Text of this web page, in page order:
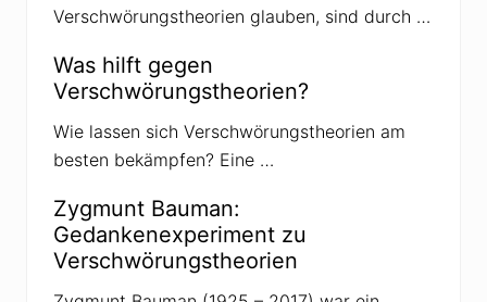
l
e
n
i
s
U
S
a
r
l
a
Verschwörungstheorien glauben, sind durch …
Was hilft gegen
Verschwörungstheorien?
Wie lassen sich Verschwörungstheorien am
besten bekämpfen? Eine …
Zygmunt Bauman:
Gedankenexperiment zu
Verschwörungstheorien